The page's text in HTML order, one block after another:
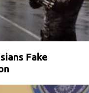
Fake